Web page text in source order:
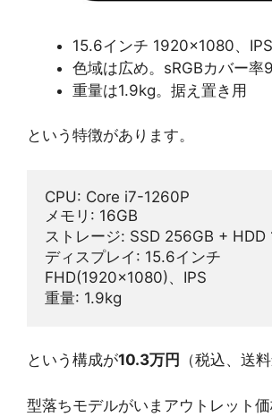
15.6インチ 1920×1080、IPS
色域は広め。sRGBカバー率
重量は1.9kg。据え置き用
という特徴があります。
CPU: Core i7-1260P
メモリ: 16GB
ストレージ: SSD 256GB + HDD
ディスプレイ: 15.6インチ
FHD(1920x1080)、IPS
重量: 1.9kg
という構成が10.3万円 （税込、送料
型落ちモデルがいまアウトレット